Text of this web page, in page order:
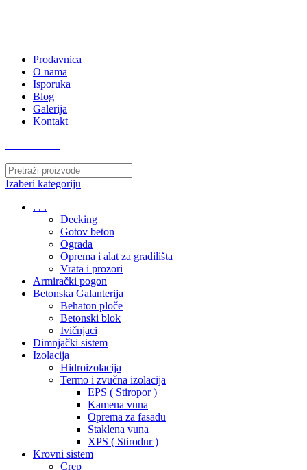
Prodavnica
O nama
Isporuka
Blog
Galerija
Kontakt
Izaberi kategoriju
. . .
Decking
Gotov beton
Ograda
Oprema i alat za gradilišta
Vrata i prozori
Armirački pogon
Betonska Galanterija
Behaton ploče
Betonski blok
Ivičnjaci
Dimnjački sistem
Izolacija
Hidroizolacija
Termo i zvučna izolacija
EPS ( Stiropor )
Kamena vuna
Oprema za fasadu
Staklena vuna
XPS ( Stirodur )
Krovni sistem
Crep